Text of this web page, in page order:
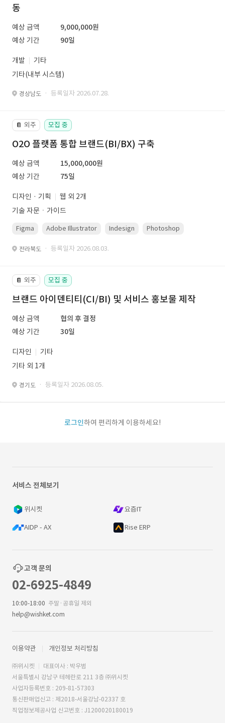
동
예상 금액
9,000,000원
예상 기간
90일
개발
기타
기타(내부 시스템)
경상남도 · 등록일자 2026.07.28.
📔 외주 모집 중
O2O 플랫폼 통합 브랜드(BI/BX) 구축
예상 금액
15,000,000원
예상 기간
75일
디자인 · 기획
웹 외 2개
기술 자문ㆍ가이드
Figma Adobe Illustrator Indesign Photoshop
전라북도 · 등록일자 2026.08.03.
📔 외주 모집 중
브랜드 아이덴티티(CI/BI) 및 서비스 홍보물 제작
예상 금액
협의 후 결정
예상 기간
30일
디자인
기타
기타 외 1개
경기도 · 등록일자 2026.08.05.
로그인하여 편리하게 이용하세요!
서비스 전체보기
위시켓 요즘IT
AIDP - AX Rise ERP
고객 문의
02-6925-4849
10:00-18:00 주말·공휴일 제외
help@wishket.com
이용약관 개인정보 처리방침
㈜위시켓
대표이사 : 박우범
서울특별시 강남구 테헤란로 211 3층 ㈜위시켓
사업자등록번호 : 209-81-57303
통신판매업신고 : 제2018-서울강남-02337 호
직업정보제공사업 신고번호 : J1200020180019